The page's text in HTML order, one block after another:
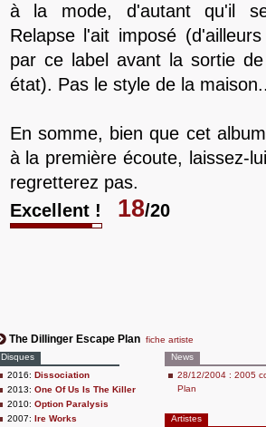
à la mode, d'autant qu'il
Relapse l'ait imposé
par ce label avant la sortie
état). Pas le style de la
En somme, bien que cet
à la première écoute, laissez-
regretterez pas.
Excellent !
18/20
The Dillinger Escape Plan fiche artiste
Disques
2016: Dissociation
2013: One Of Us Is The Killer
2010: Option Paralysis
2007: Ire Works
News
28/12/2004 : 2005
Plan
Artistes